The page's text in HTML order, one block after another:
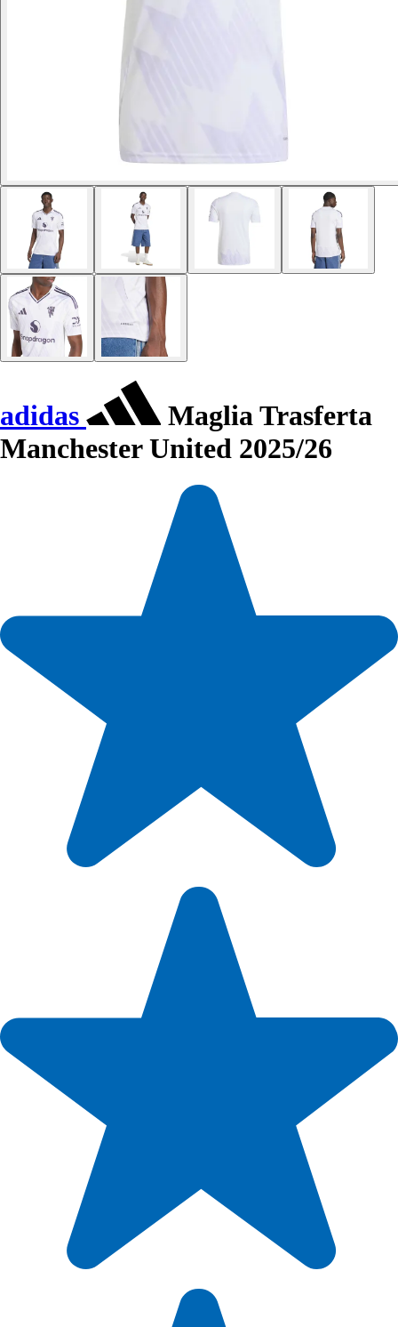
adidas
Maglia Trasferta
Manchester United 2025/26